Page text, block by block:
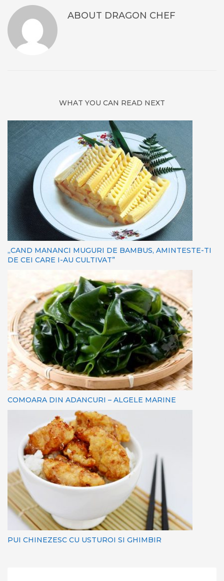
ABOUT DRAGON CHEF
WHAT YOU CAN READ NEXT
„CAND MANANCI MUGURI DE BAMBUS, AMINTESTE-TI
DE CEI CARE I-AU CULTIVAT”
COMOARA DIN ADANCURI – ALGELE MARINE
PUI CHINEZESC CU USTUROI SI GHIMBIR